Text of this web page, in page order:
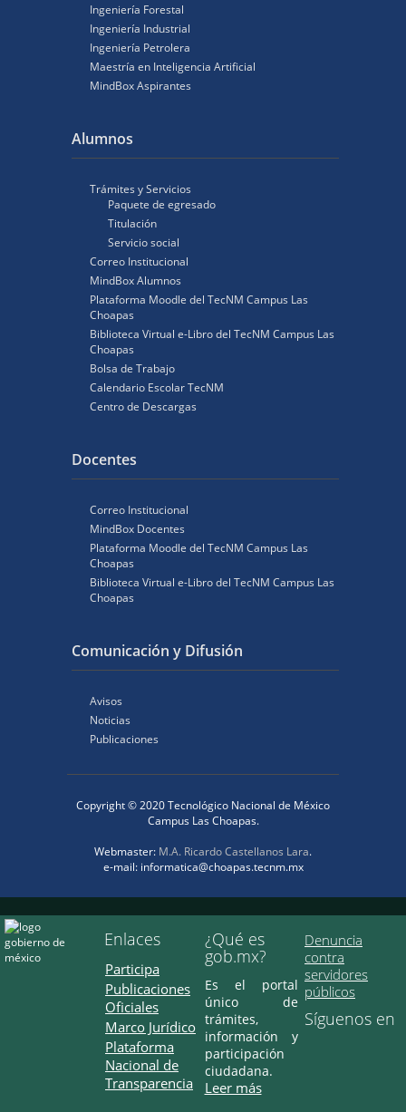
Ingeniería Forestal
Ingeniería Industrial
Ingeniería Petrolera
Maestría en Inteligencia Artificial
MindBox Aspirantes
Alumnos
Trámites y Servicios
Paquete de egresado
Titulación
Servicio social
Correo Institucional
MindBox Alumnos
Plataforma Moodle del TecNM Campus Las
Choapas
Biblioteca Virtual e-Libro del TecNM Campus Las
Choapas
Bolsa de Trabajo
Calendario Escolar TecNM
Centro de Descargas
Docentes
Correo Institucional
MindBox Docentes
Plataforma Moodle del TecNM Campus Las
Choapas
Biblioteca Virtual e-Libro del TecNM Campus Las
Choapas
Comunicación y Difusión
Avisos
Noticias
Publicaciones
Copyright © 2020 Tecnológico Nacional de México
Campus Las Choapas.
Webmaster: M.A. Ricardo Castellanos Lara.
e-mail: informatica@choapas.tecnm.mx
Enlaces
Participa
Publicaciones
Oficiales
Marco Jurídico
Plataforma
Nacional de
Transparencia
¿Qué es
gob.mx?
Es el portal
único de
trámites,
información y
participación
ciudadana.
Leer más
Denuncia
contra
servidores
públicos
Síguenos en